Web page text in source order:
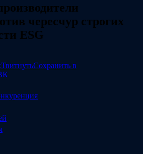
чересчур строгих
ESG
ТвитнутьСохранить в